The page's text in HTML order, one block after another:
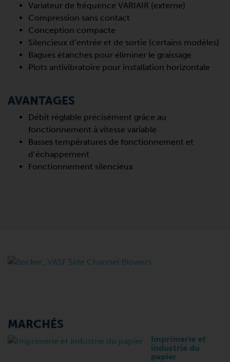
Variateur de fréquence VARIAIR (externe)
Compression sans contact
Conception compacte
Silencieux d’entrée et de sortie (certains modèles)
Bagues étanches pour éliminer le graissage
Plots antivibratoire pour installation horizontale
AVANTAGES
Débit réglable précisément grâce au
fonctionnement à vitesse variable
Basses températures de fonctionnement et
d’échappement
Fonctionnement silencieux
MARCHÉS
Imprimerie et
industrie du
papier